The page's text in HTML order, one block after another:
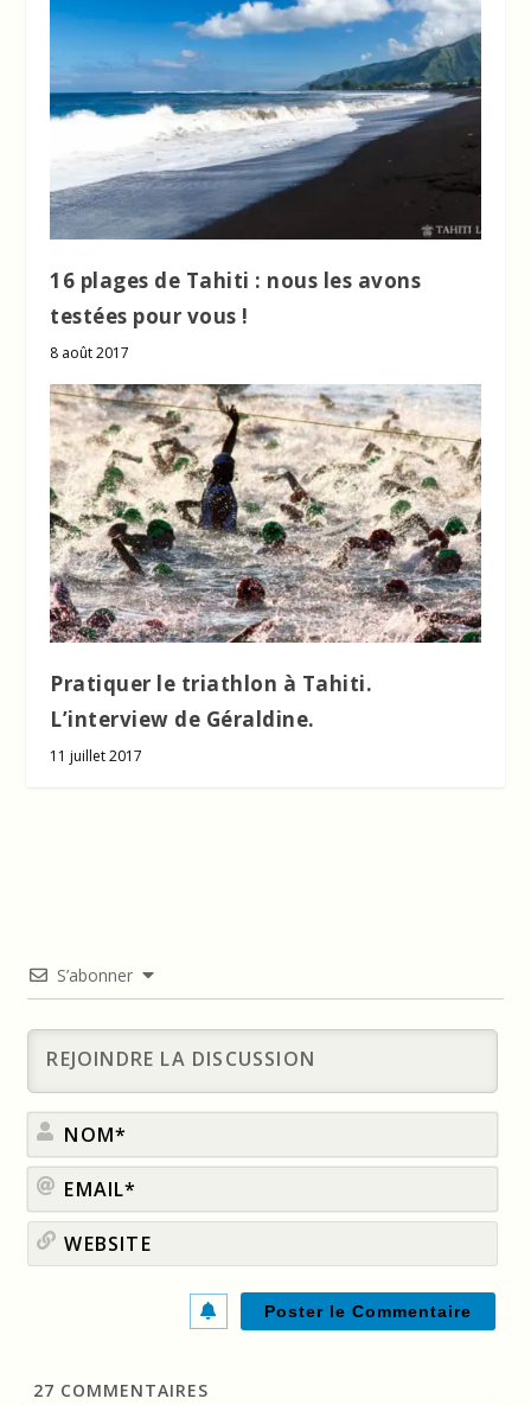
16 plages de Tahiti : nous les avons
testées pour vous !
8 août 2017
Pratiquer le triathlon à Tahiti.
L’interview de Géraldine.
11 juillet 2017
S’abonner
27 COMMENTAIRES